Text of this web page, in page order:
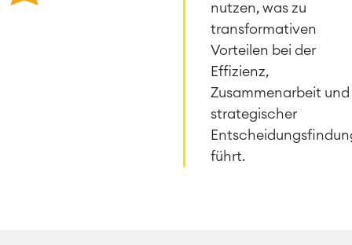
nutzen, was zu
transformativen
Vorteilen bei der
Effizienz,
Zusammenarbeit und
strategischer
führt.